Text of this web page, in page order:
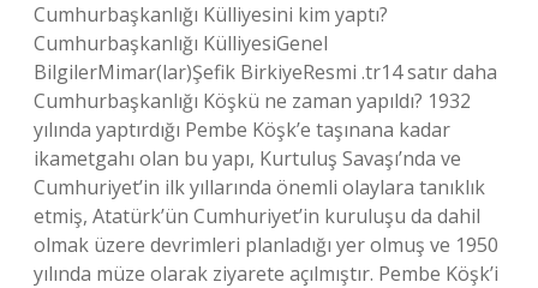
Cumhurbaşkanlığı Külliyesini kim yaptı?
Cumhurbaşkanlığı KülliyesiGenel
BilgilerMimar(lar)Şefik BirkiyeResmi .tr14 satır daha
Cumhurbaşkanlığı Köşkü ne zaman yapıldı? 1932
yılında yaptırdığı Pembe Köşk’e taşınana kadar
ikametgahı olan bu yapı, Kurtuluş Savaşı’nda ve
Cumhuriyet’in ilk yıllarında önemli olaylara tanıklık
etmiş, Atatürk’ün Cumhuriyet’in kuruluşu da dahil
olmak üzere devrimleri planladığı yer olmuş ve 1950
yılında müze olarak ziyarete açılmıştır. Pembe Köşk’i